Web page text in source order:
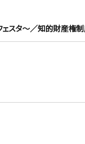
ェスタ～／知的財産